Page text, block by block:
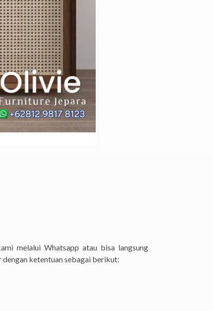
melalui Whatsapp atau bisa langsung
ketentuan sebagai berikut: